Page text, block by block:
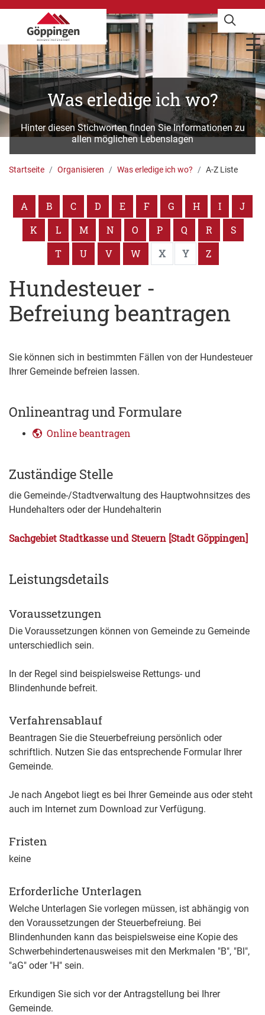
Was erledige ich wo?
Hinter diesen Stichworten finden Sie Informationen zu
allen möglichen Lebenslagen
Startseite Organisieren Was erledige ich wo? A-Z Liste
A B C D E F G H I
J
K
L M N O P Q R
S
T
U V W X Y Z
Hundesteuer -
Befreiung beantragen
Sie können sich in bestimmten Fällen von der Hundesteuer
Ihrer Gemeinde befreien lassen.
Onlineantrag und Formulare
Online beantragen
Zuständige Stelle
die Gemeinde-/Stadtverwaltung des Hauptwohnsitzes des
Hundehalters oder der Hundehalterin
Sachgebiet Stadtkasse und Steuern [Stadt Göppingen]
Leistungsdetails
Voraussetzungen
Die Voraussetzungen können von Gemeinde zu Gemeinde
unterschiedlich sein.
In der Regel sind beispielsweise Rettungs- und
Blindenhunde befreit.
Verfahrensablauf
Beantragen Sie die Steuerbefreiung persönlich oder
schriftlich. Nutzen Sie das entsprechende Formular Ihrer
Gemeinde.
Je nach Angebot liegt es bei Ihrer Gemeinde aus oder steht
auch im Internet zum Download zur Verfügung.
Fristen
keine
Erforderliche Unterlagen
Welche Unterlagen Sie vorlegen müssen, ist abhängig von
den Voraussetzungen der Steuerbefreiung. Bei
Blindenhunden kann das beispielsweise eine Kopie des
Schwerbehindertenausweises mit den Merkmalen "B", "Bl",
"aG" oder "H" sein.
Erkundigen Sie sich vor der Antragstellung bei Ihrer
Gemeinde.